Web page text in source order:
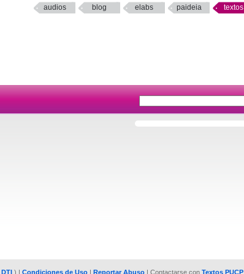
audios blog elabs paideia textos
DTI) | Condiciones de Uso| Reportar Abuso| Contactarse con Textos PUCP